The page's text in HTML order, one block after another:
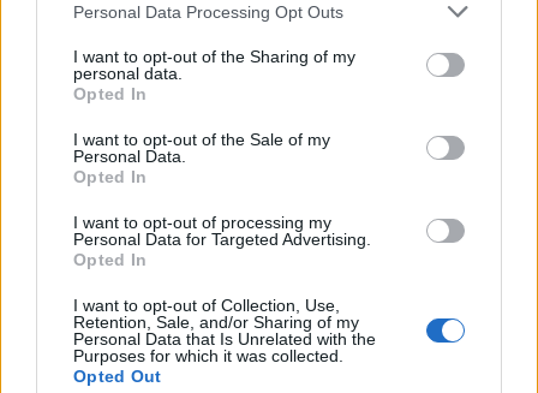
Personal Data Processing Opt Outs
I want to opt-out of the Sharing of my
personal data.
Opted In
I want to opt-out of the Sale of my
Personal Data.
Opted In
I want to opt-out of processing my
Personal Data for Targeted Advertising.
Opted In
I want to opt-out of Collection, Use,
Retention, Sale, and/or Sharing of my
Personal Data that Is Unrelated with the
Purposes for which it was collected.
Opted Out
restaurang och övernattningsmöjligheter.
– Det känns spännande och vi har inlett diskussioner
om bygglov med kommunen, säger Tommy Jonasson
Att satsa på en mindre ort är enligt Jonasson helt
anläggningen. Det passerar nämligen flera
vandringsleder i Revsund, och de går under
samlingsnamnet Nidarosvägarna.
– Det gör att det passerar mer folk än man kanske
tror. När det är klart flyttar vi dit både bryggeri och